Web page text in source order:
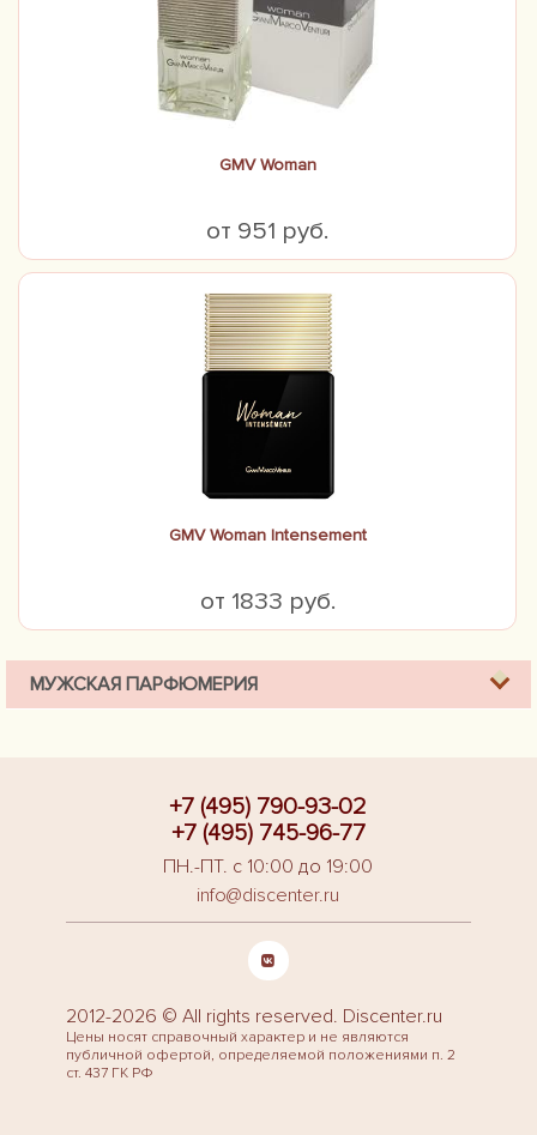
GMV Woman
от 951 руб.
GMV Woman Intensement
от 1833 руб.
МУЖСКАЯ ПАРФЮМЕРИЯ
+7 (495) 790-93-02
+7 (495) 745-96-77
ПН.-ПТ. с 10:00 до 19:00
info@discenter.ru
2012-2026 © All rights reserved. Discenter.ru
Цены носят справочный характер и не являются
публичной офертой, определяемой положениями п. 2
ст. 437 ГК РФ